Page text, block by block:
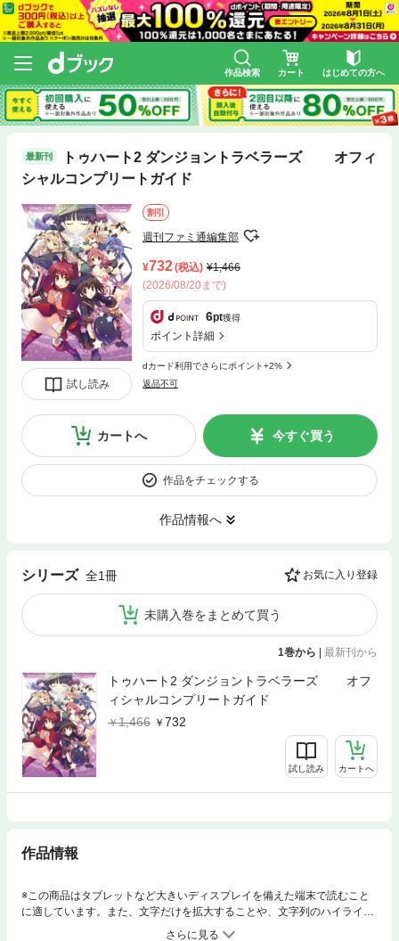
作品検索 カート はじめての方へ
最新刊
トゥハート2 ダンジョントラベラーズ オフィ
シャルコンプリートガイド
試し読み
割引
週刊ファミ通編集部
732(税込)
1,466
(2026/08/20まで)
6pt獲得
ポイント詳細
dカード利用でさらにポイント+2%
返品不可
カートへ 今すぐ買う
作品をチェックする
作品情報へ
シリーズ 全1冊 お気に入り登録
未購入巻をまとめて買う
1巻から | 最新刊から
トゥハート2 ダンジョントラベラーズ オフ
ィシャルコンプリートガイド
1,466
732
試し読み カートへ
作品情報
※この商品はタブレットなど大きいディスプレイを備えた端末で読むこと
に適しています。また、文字だけを拡大することや、文字列のハイライ
ト、検索、辞書の参照、引用などの機能が使用できません。カワイイ見た